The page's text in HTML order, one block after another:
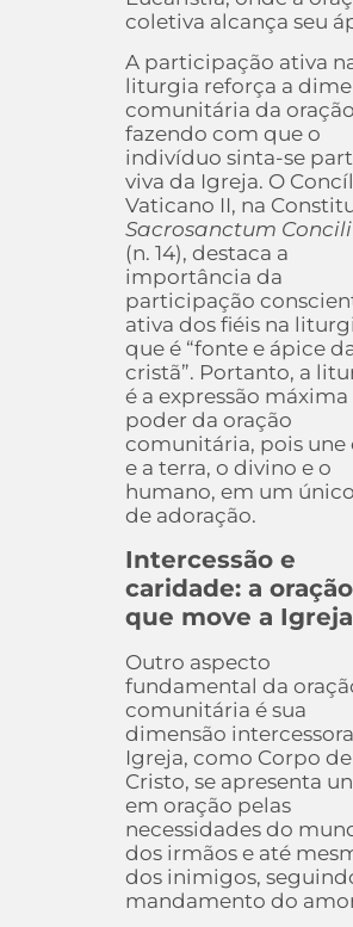
coletiva alcança seu
A participação ativa
liturgia reforça a
comunitária da
fazendo com que o
indivíduo sinta-se
viva da Igreja. O
Vaticano II, na
Sacrosanctum
(n. 14), destaca a
importância da
participação
ativa dos fiéis na
que é “fonte e ápice
cristã”. Portanto, a
é a expressão máxima
poder da oração
comunitária, pois une
e a terra, o divino e o
humano, em um
de adoração.
Intercessão e
caridade: a oração
que move a Igreja
Outro aspecto
fundamental da
comunitária é sua
dimensão
Igreja, como Corpo de
Cristo, se apresenta
em oração pelas
necessidades do
dos irmãos e até
dos inimigos,
mandamento do